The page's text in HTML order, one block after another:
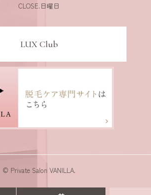
CLOSE.日曜日
LUX Club
© Private Salon VANILLA.